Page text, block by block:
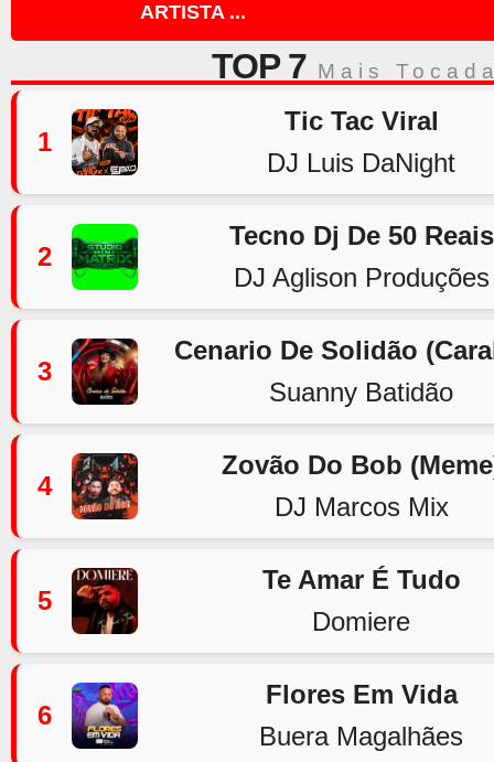
ARTISTA ...
TOP 7 Mais
1
Tic Tac Viral
DJ Luis DaNight
2
Tecno Dj De 50 Reais
DJ Aglison Produções
3
Cenario De Solidão
Suanny Batidão
4
Zovão Do Bob
DJ Marcos Mix
5
Te Amar É Tudo
Domiere
6
Flores Em Vida
Buera Magalhães